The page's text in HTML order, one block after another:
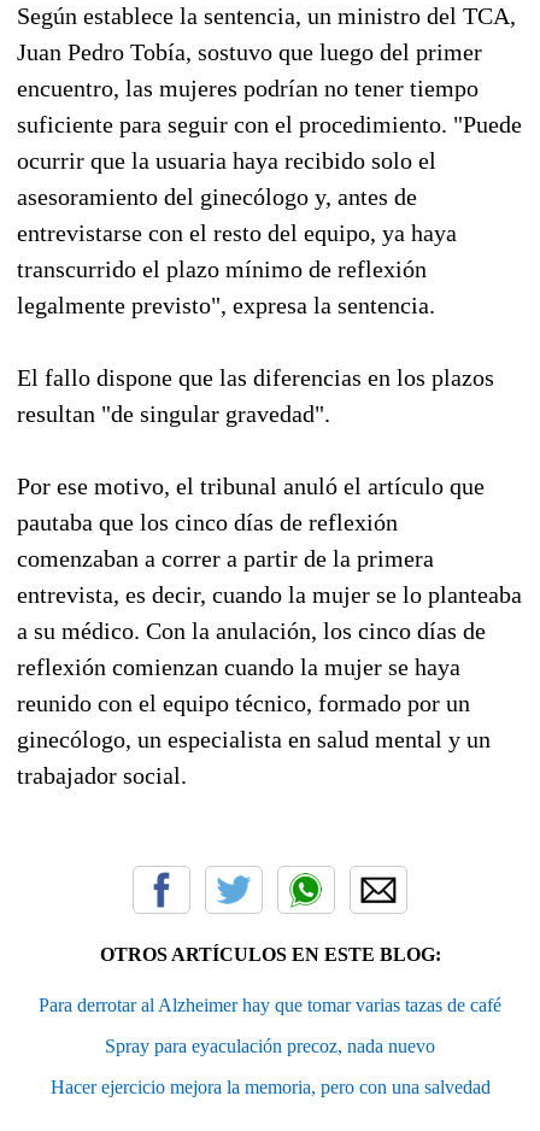
Según establece la sentencia, un ministro del TCA,
Juan Pedro Tobía, sostuvo que luego del primer
encuentro, las mujeres podrían no tener tiempo
suficiente para seguir con el procedimiento. "Puede
ocurrir que la usuaria haya recibido solo el
asesoramiento del ginecólogo y, antes de
entrevistarse con el resto del equipo, ya haya
transcurrido el plazo mínimo de reflexión
legalmente previsto", expresa la sentencia.
El fallo dispone que las diferencias en los plazos
resultan "de singular gravedad".
Por ese motivo, el tribunal anuló el artículo que
pautaba que los cinco días de reflexión
comenzaban a correr a partir de la primera
entrevista, es decir, cuando la mujer se lo planteaba
a su médico. Con la anulación, los cinco días de
reflexión comienzan cuando la mujer se haya
reunido con el equipo técnico, formado por un
ginecólogo, un especialista en salud mental y un
trabajador social.
OTROS ARTÍCULOS EN ESTE BLOG:
Para derrotar al Alzheimer hay que tomar varias tazas de café
Spray para eyaculación precoz, nada nuevo
Hacer ejercicio mejora la memoria, pero con una salvedad